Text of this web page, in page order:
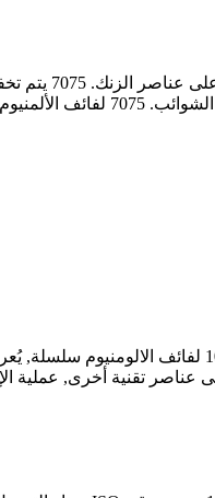
7000 نظرة عامة
المعالجة. كلها كبيرة وسميكة 7075